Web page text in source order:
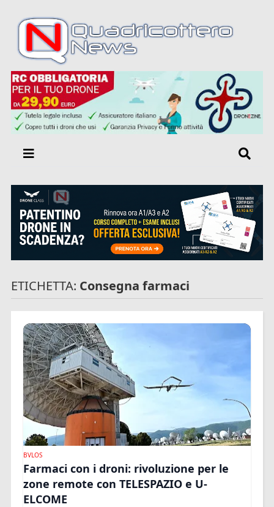
ETICHETTA: Consegna farmaci
BVLOS
Farmaci con i droni: rivoluzione per le
zone remote con TELESPAZIO e U-
ELCOME